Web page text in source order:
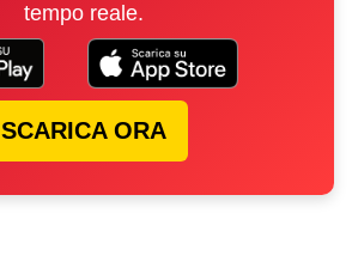
tempo reale.
SCARICA ORA